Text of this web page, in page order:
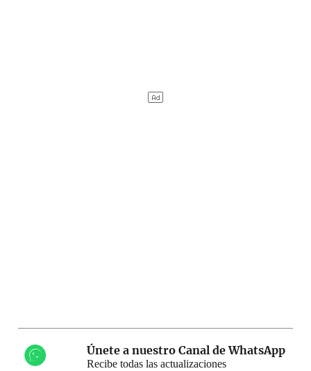
Únete a nuestro Canal de WhatsApp
Recibe todas las actualizaciones